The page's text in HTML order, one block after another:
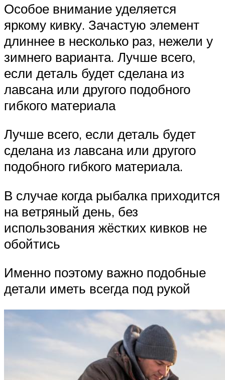
Особое внимание уделяется
яркому кивку. Зачастую элемент
длиннее в несколько раз, нежели у
зимнего варианта. Лучше всего,
если деталь будет сделана из
лавсана или другого подобного
гибкого материала
Лучше всего, если деталь будет
сделана из лавсана или другого
подобного гибкого материала.
В случае когда рыбалка приходится
на ветряный день, без
использования жёстких кивков не
обойтись
Именно поэтому важно подобные
детали иметь всегда под рукой